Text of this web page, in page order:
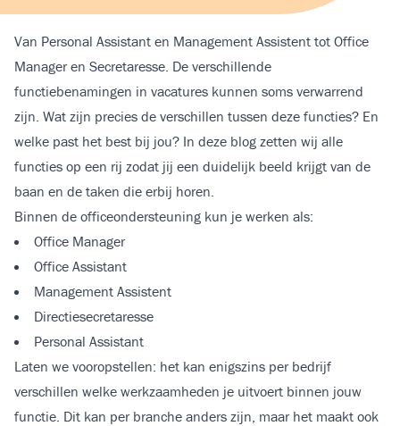
Van Personal Assistant en Management Assistent tot Office
Manager en Secretaresse. De verschillende
functiebenamingen in vacatures kunnen soms verwarrend
zijn. Wat zijn precies de verschillen tussen deze functies? En
welke past het best bij jou? In deze blog zetten wij alle
functies op een rij zodat jij een duidelijk beeld krijgt van de
baan en de taken die erbij horen.
Binnen de officeondersteuning kun je werken als:
Office Manager
Office Assistant
Management Assistent
Directiesecretaresse
Personal Assistant
Laten we vooropstellen: het kan enigszins per bedrijf
verschillen welke werkzaamheden je uitvoert binnen jouw
functie. Dit kan per branche anders zijn, maar het maakt ook